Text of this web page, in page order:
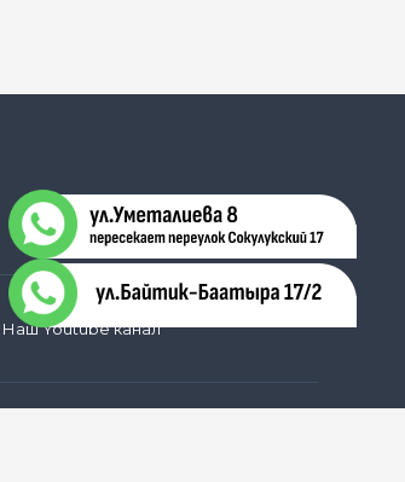
Наш Youtube канал